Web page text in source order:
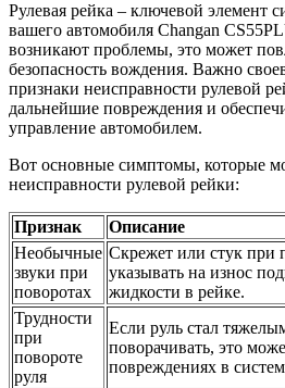
Рулевая рейка – ключевой элемент
вашего автомобиля Changan
возникают проблемы, это может
безопасность вождения. Важно
признаки неисправности рулевой
дальнейшие повреждения и
управление автомобилем.
Вот основные симптомы, которые
неисправности рулевой рейки:
Признак
Описание
Необычные
звуки при
поворотах
Скрежет или стук при
указывать на износ
жидкости в рейке.
Трудности
при
повороте
руля
Если руль стал
поворачивать, это
повреждениях в